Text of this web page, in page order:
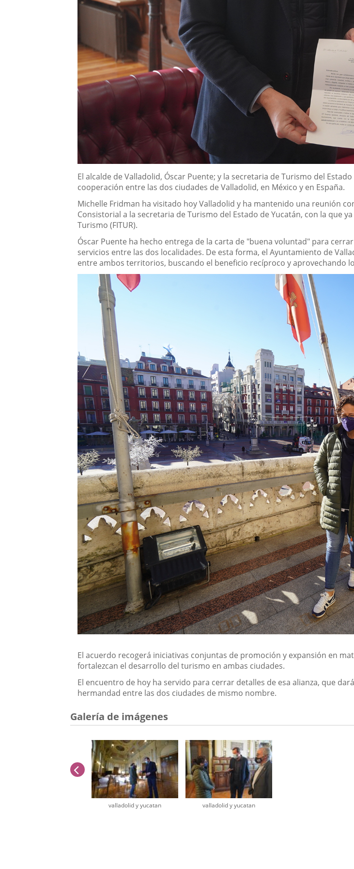
Descripción
El alcalde de Valladolid, Óscar Puente; y la secretaria de Turismo del
cooperación entre las dos ciudades de Valladolid, en México y en España.
Michelle Fridman ha visitado hoy Valladolid y ha mantenido una reunión
Consistorial a la secretaria de Turismo del Estado de Yucatán, con la que
Turismo (FITUR).
Óscar Puente ha hecho entrega de la carta de "buena voluntad" para
servicios entre las dos localidades. De esta forma, el Ayuntamiento de
entre ambos territorios, buscando el beneficio recíproco y aprovechando
El acuerdo recogerá iniciativas conjuntas de promoción y expansión en
fortalezcan el desarrollo del turismo en ambas ciudades.
El encuentro de hoy ha servido para cerrar detalles de esa alianza, que
hermandad entre las dos ciudades de mismo nombre.
Galería de imágenes
valladolid y yucatan valladolid y yucatan
anterior